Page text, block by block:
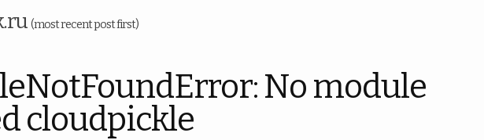
(most recent post first)
No module
cloudpickle